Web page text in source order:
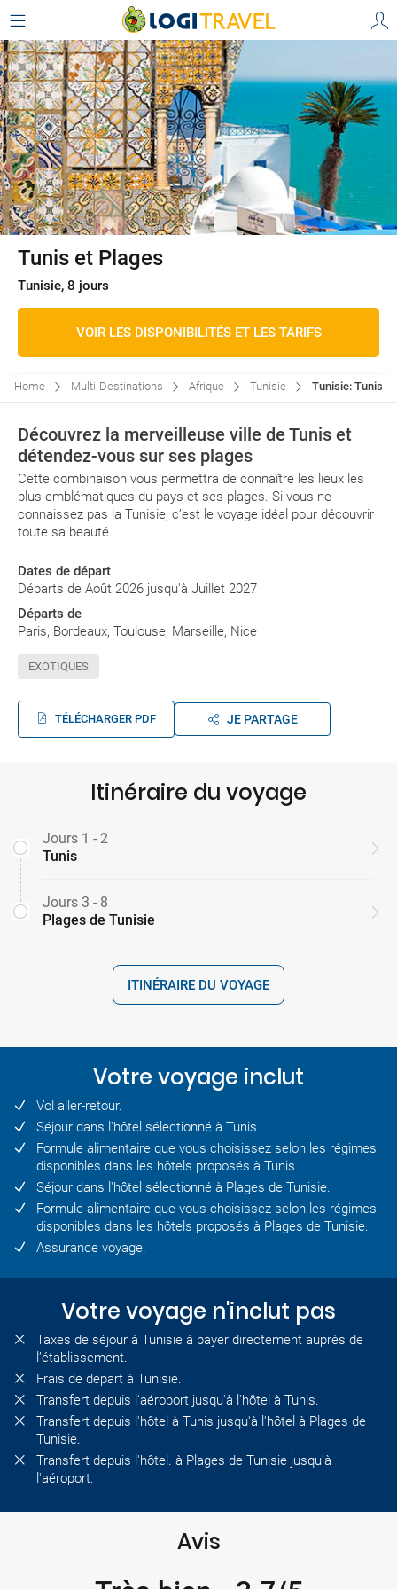
Tunis et Plages
Tunisie, 8 jours
VOIR LES DISPONIBILITÉS ET LES TARIFS
Home Multi-Destinations Afrique Tunisie Tunisie: Tunis
Découvrez la merveilleuse ville de Tunis et
détendez-vous sur ses plages
Cette combinaison vous permettra de connaître les lieux les
plus emblématiques du pays et ses plages. Si vous ne
connaissez pas la Tunisie, c’est le voyage idéal pour découvrir
toute sa beauté.
Dates de départ
Départs de Août 2026 jusqu'à Juillet 2027
Départs de
Paris, Bordeaux, Toulouse, Marseille, Nice
EXOTIQUES
TÉLÉCHARGER PDF JE PARTAGE
Itinéraire du voyage
Jours 1 - 2
Tunis
Jours 3 - 8
Plages de Tunisie
ITINÉRAIRE DU VOYAGE
Votre voyage inclut
Vol aller-retour.
Séjour dans l'hôtel sélectionné à Tunis.
Formule alimentaire que vous choisissez selon les régimes
disponibles dans les hôtels proposés à Tunis.
Séjour dans l'hôtel sélectionné à Plages de Tunisie.
Formule alimentaire que vous choisissez selon les régimes
disponibles dans les hôtels proposés à Plages de Tunisie.
Assurance voyage.
Votre voyage n'inclut pas
Taxes de séjour à Tunisie à payer directement auprès de
l’établissement.
Frais de départ à Tunisie.
Transfert depuis l'aéroport jusqu'à l'hôtel à Tunis.
Transfert depuis l'hôtel à Tunis jusqu'à l'hôtel à Plages de
Tunisie.
Transfert depuis l'hôtel. à Plages de Tunisie jusqu'à
l'aéroport.
Avis